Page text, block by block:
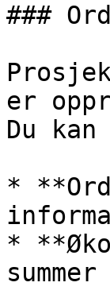
###
er
Du
*
*